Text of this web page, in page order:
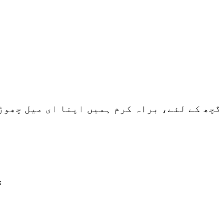
ہمیں اپنا ای میل چھوڑ دیں اور ہم 24 گھنٹوں کے اندر